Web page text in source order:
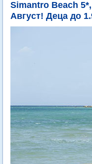
Simantro Beach
Август! Деца до